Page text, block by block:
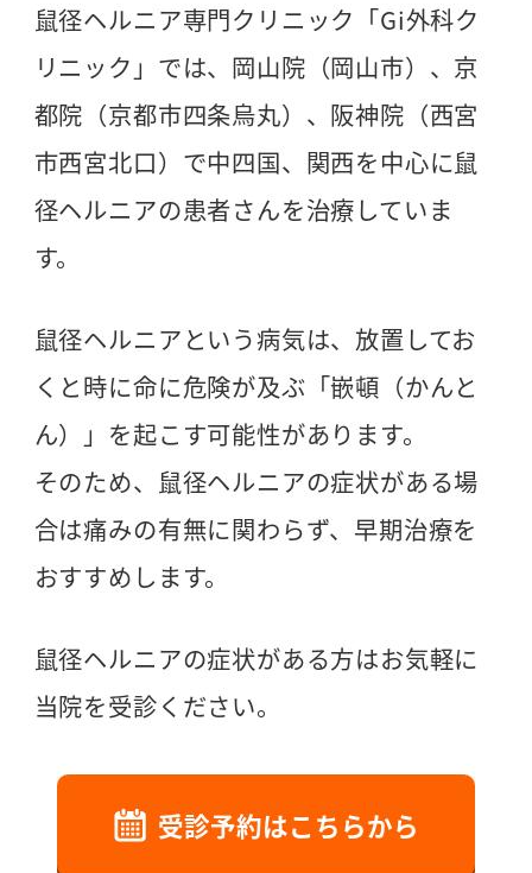
鼠径ヘルニア専門クリニック「Gi外科ク
リニック」では、岡山院（岡山市）、京
都院（京都市四条烏丸）、阪神院（西宮
市西宮北口）で中四国、関西を中心に鼠
径ヘルニアの患者さんを治療していま
す。
鼠径ヘルニアという病気は、放置してお
くと時に命に危険が及ぶ「嵌頓（かんと
ん）」を起こす可能性があります。
そのため、鼠径ヘルニアの症状がある場
合は痛みの有無に関わらず、早期治療を
おすすめします。
鼠径ヘルニアの症状がある方はお気軽に
当院を受診ください。
受診予約はこちらから